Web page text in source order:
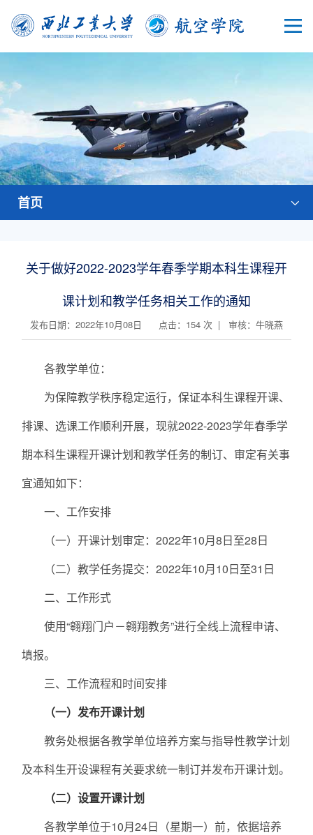
首页
关于做好2022-2023学年春季学期本科生课程开
课计划和教学任务相关工作的通知
发布日期：2022年10月08日 点击： 154 次 | 审核：牛晓燕
各教学单位：
为保障教学秩序稳定运行，保证本科生课程开课、
排课、选课工作顺利开展，现就2022-2023学年春季学
期本科生课程开课计划和教学任务的制订、审定有关事
宜通知如下：
一、工作安排
（一）开课计划审定：2022年10月8日至28日
（二）教学任务提交：2022年10月10日至31日
二、工作形式
使用“翱翔门户－翱翔教务”进行全线上流程申请、
填报。
三、工作流程和时间安排
（一） 发布开课计划
教务处根据各教学单位培养方案与指导性教学计划
及本科生开设课程有关要求统一制订并发布开课计划。
（二）设置开课计划
各教学单位于10月24日（星期一）前，依据培养